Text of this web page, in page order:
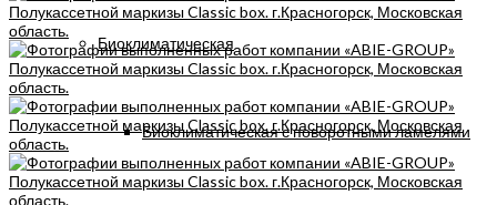
Биоклиматическая
Биоклиматическая с поворотными ламелями